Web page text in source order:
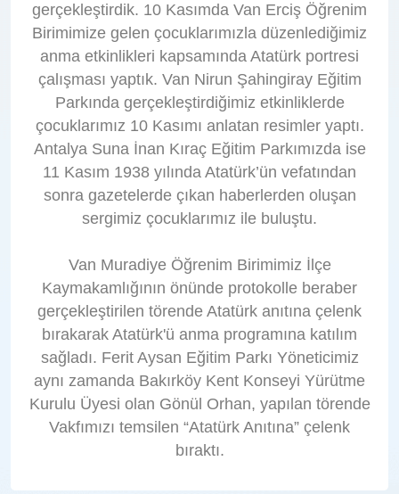
gerçekleştirdik. 10 Kasımda Van Erciş Öğrenim
Birimimize gelen çocuklarımızla düzenlediğimiz
anma etkinlikleri kapsamında Atatürk portresi
çalışması yaptık. Van Nirun Şahingiray Eğitim
Parkında gerçekleştirdiğimiz etkinliklerde
çocuklarımız 10 Kasımı anlatan resimler yaptı.
Antalya Suna İnan Kıraç Eğitim Parkımızda ise
11 Kasım 1938 yılında Atatürk’ün vefatından
sonra gazetelerde çıkan haberlerden oluşan
sergimiz çocuklarımız ile buluştu.
Van Muradiye Öğrenim Birimimiz İlçe
Kaymakamlığının önünde protokolle beraber
gerçekleştirilen törende Atatürk anıtına çelenk
bırakarak Atatürk'ü anma programına katılım
sağladı. Ferit Aysan Eğitim Parkı Yöneticimiz
aynı zamanda Bakırköy Kent Konseyi Yürütme
Kurulu Üyesi olan Gönül Orhan, yapılan törende
Vakfımızı temsilen “Atatürk Anıtına” çelenk
bıraktı.